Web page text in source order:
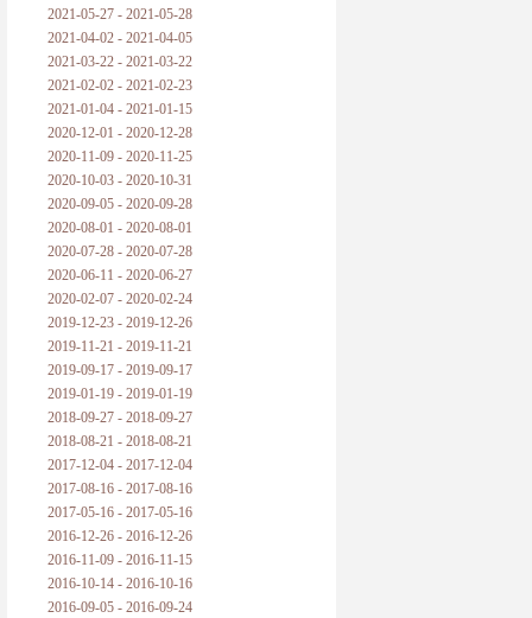
2021-05-27 - 2021-05-28
2021-04-02 - 2021-04-05
2021-03-22 - 2021-03-22
2021-02-02 - 2021-02-23
2021-01-04 - 2021-01-15
2020-12-01 - 2020-12-28
2020-11-09 - 2020-11-25
2020-10-03 - 2020-10-31
2020-09-05 - 2020-09-28
2020-08-01 - 2020-08-01
2020-07-28 - 2020-07-28
2020-06-11 - 2020-06-27
2020-02-07 - 2020-02-24
2019-12-23 - 2019-12-26
2019-11-21 - 2019-11-21
2019-09-17 - 2019-09-17
2019-01-19 - 2019-01-19
2018-09-27 - 2018-09-27
2018-08-21 - 2018-08-21
2017-12-04 - 2017-12-04
2017-08-16 - 2017-08-16
2017-05-16 - 2017-05-16
2016-12-26 - 2016-12-26
2016-11-09 - 2016-11-15
2016-10-14 - 2016-10-16
2016-09-05 - 2016-09-24